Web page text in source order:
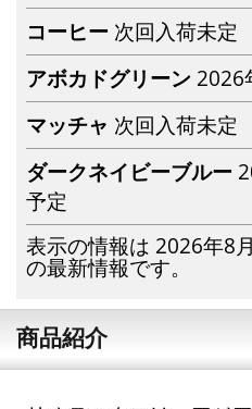
コーヒー 次回入荷未定
アボカドグリーン 2026
マッチャ 次回入荷未定
ダークネイビーブルー
予定
表示の情報は 2026年8
の最新情報です。
商品紹介